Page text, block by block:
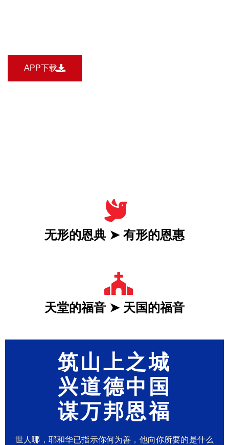
APP下载
无形的恩典 ➤ 有形的恩惠
天堂的福音 ➤ 天国的福音
筑山上之城
兴道德中国
谋万邦恩福
世人哪，耶和华已指示你何为善，他向你所要的是什么